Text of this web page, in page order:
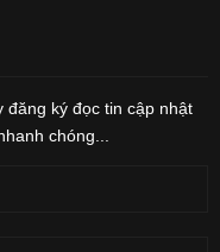
đăng ký đọc tin cập nhật
chóng...